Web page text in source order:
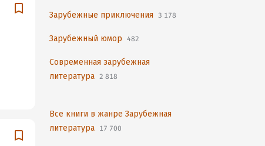
Зарубежные приключения 3 178
Зарубежный юмор 482
Современная зарубежная
литература 2 818
Все книги в жанре Зарубежная
литература
17 700